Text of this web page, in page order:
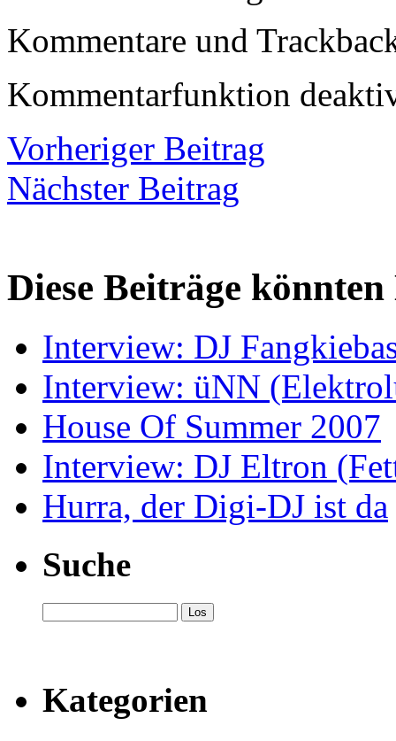
Kommentare und
Kommentarfunktion
Vorheriger Beitrag
Nächster Beitrag
Diese Beiträge
Interview: DJ
Interview: üNN
House Of Summer 2007
Interview: DJ Eltron
Hurra, der Digi-DJ ist da
Suche
Kategorien